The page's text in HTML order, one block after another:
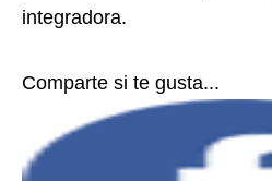
integradora.
Comparte si te gusta...